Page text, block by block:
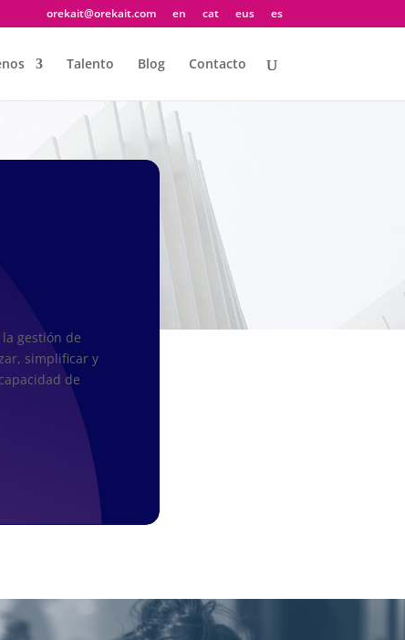
orekait@orekait.com en cat eus es
Talento Blog Contacto
gestión de
simplificar y
de